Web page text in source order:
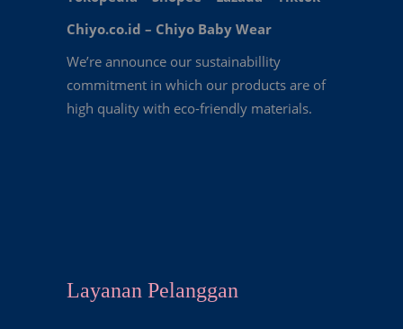
Chiyo.co.id – Chiyo Baby Wear
We’re announce our sustainabillity
commitment in which our products are of
high quality with eco-friendly materials.
Layanan Pelanggan